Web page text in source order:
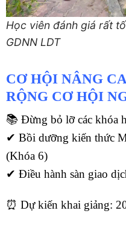
Học viên đánh giá rất
GDNN LDT
CƠ HỘI NÂNG
RỘNG CƠ HỘI
📚 Đừng bỏ lỡ các khóa
✔ Bồi dưỡng kiến thức
(Khóa 6)
✔ Điều hành sàn giao
⏰ Dự kiến khai giảng: